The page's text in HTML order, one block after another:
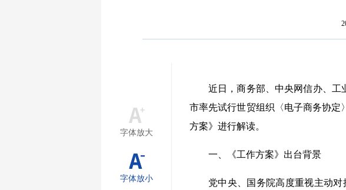
字体放大
字体放小
近日，商务部、中央网信办、工
市率先试行世贸组织〈电子商务协定
方案》进行解读。
一、《工作方案》出台背景
党中央、国务院高度重视主动